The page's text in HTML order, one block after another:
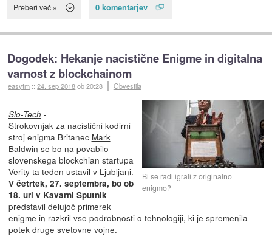
Preberi več » 0 komentarjev
Dogodek: Hekanje nacistične Enigme in digitalna
varnost z blockchainom
easytm ::24. sep 2018ob 20:28 Obvestila
Bi se radi igrali z originalno
enigmo?
Slo-Tech -
Strokovnjak za nacistični kodirni
stroj enigma Britanec Mark
Baldwin se bo na povabilo
slovenskega blockchian startupa
Verityta teden ustavil v Ljubljani.
V četrtek, 27. septembra, bo ob
18. uri v Kavarni Sputnik
predstavil delujoč primerek
enigme in razkril vse podrobnosti o tehnologiji, ki je spremenila
potek druge svetovne vojne.